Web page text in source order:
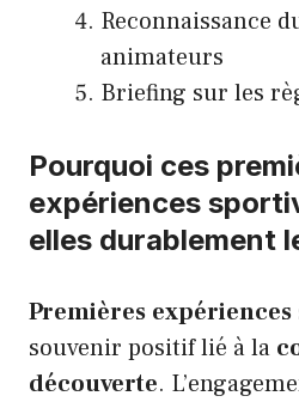
Reconnaissance
animateurs
Briefing sur les
Pourquoi ces
expériences
elles durablement
Premières expériences
souvenir positif lié à la
découverte.